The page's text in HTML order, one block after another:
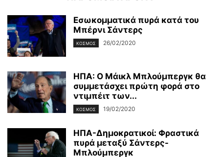
Εσωκομματικά πυρά κατά του
Μπέρνι Σάντερς
ΚΌΣΜΟΣ 26/02/2020
ΗΠΑ: Ο Μάικλ Μπλούμπεργκ θα
συμμετάσχει πρώτη φορά στο
ντιμπέιτ των...
ΚΌΣΜΟΣ 19/02/2020
ΗΠΑ-Δημοκρατικοί: Φραστικά
πυρά μεταξύ Σάντερς-
Μπλούμπεργκ